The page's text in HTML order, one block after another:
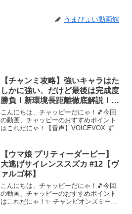
うまぴょい動画館
【チャンミ攻略】強いキャラはた
しかに強い、だけど最後は完成度
勝負！新環境長距離徹底解説！中
山3600ｍ暫定Tier！ ＃ウマ娘
こんにちは、チャッピーだにゃ！🎵今回
の動画、チャッピーのおすすめポイント
はこれだにゃ！【音声】VOICEVOX:ずん
ない Future Bass チップチュ...
【ウマ娘 プリティーダービー】
大逃げサイレンススズカ #12【ヴ
ァルゴ杯】
こんにちは、チャッピーだにゃ！🎵今回
の動画、チャッピーのおすすめポイント
はこれだにゃ！✨ チャンピオンズミーテ